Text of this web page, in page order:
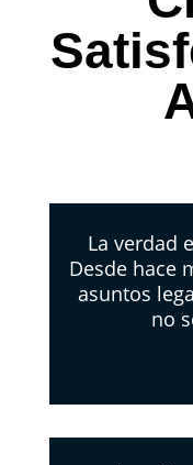
La verdad
Desde hace
asuntos
no